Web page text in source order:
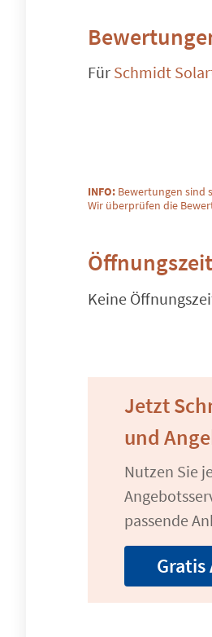
Für Schmidt
INFO: Bewertungen sind
Wir überprüfen die
Keine
Jetzt
und
Nutzen Sie
passende
Gratis